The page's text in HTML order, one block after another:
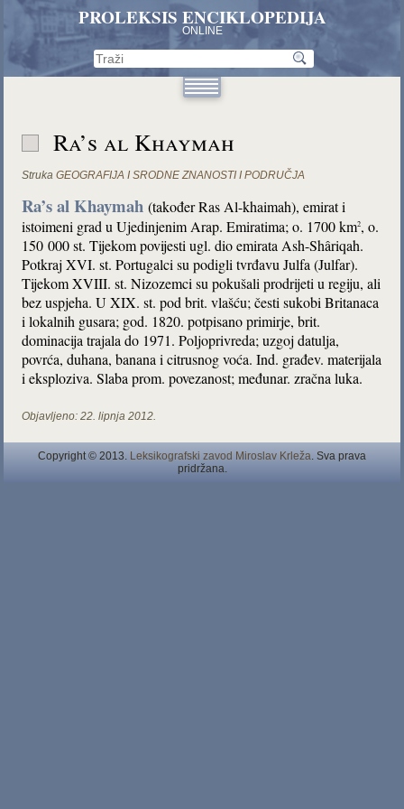
PROLEKSIS ENCIKLOPEDIJA
ONLINE
Ra’s al Khaymah
Struka GEOGRAFIJA I SRODNE ZNANOSTI I PODRUČJA
Ra’s al Khaymah(također Ras Al-khaimah), emirat i
istoimeni grad u Ujedinjenim Arap. Emiratima; o. 1700 km2, o.
150 000 st. Tijekom povijesti ugl. dio emirata Ash-Shâriqah.
Potkraj XVI. st. Portugalci su podigli tvrđavu Julfa (Julfar).
Tijekom XVIII. st. Nizozemci su pokušali prodrijeti u regiju, ali
bez uspjeha. U XIX. st. pod brit. vlašću; česti sukobi Britanaca
i lokalnih gusara; god. 1820. potpisano primirje, brit.
dominacija trajala do 1971. Poljoprivreda; uzgoj datulja,
povrća, duhana, banana i citrusnog voća. Ind. građev. materijala
i eksploziva. Slaba prom. povezanost; međunar. zračna luka.
Objavljeno: 22. lipnja 2012.
Copyright © 2013. Leksikografski zavod Miroslav Krleža. Sva prava
pridržana.